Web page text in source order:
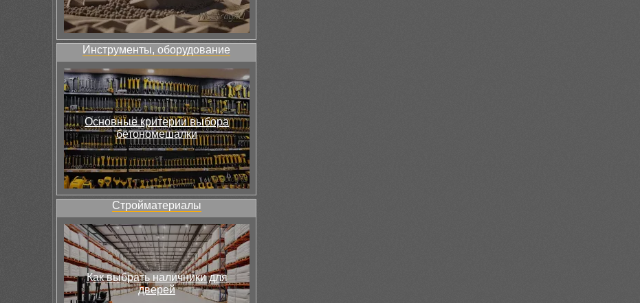
Инструменты, оборудование
Основные критерии выбора
бетономешалки
Стройматериалы
Как выбрать наличники для
дверей